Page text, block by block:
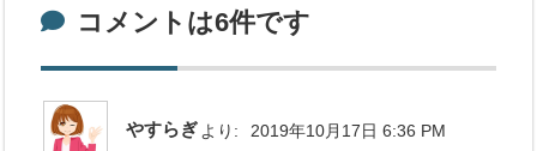
コメントは6件です
やすらぎ より: 2019年10月17日 6:36 PM